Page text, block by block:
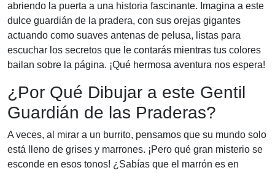
abriendo la puerta a una historia fascinante. Imagina a este
dulce guardián de la pradera, con sus orejas gigantes
actuando como suaves antenas de pelusa, listas para
escuchar los secretos que le contarás mientras tus colores
bailan sobre la página. ¡Qué hermosa aventura nos espera!
¿Por Qué Dibujar a este Gentil
Guardián de las Praderas?
A veces, al mirar a un burrito, pensamos que su mundo solo
está lleno de grises y marrones. ¡Pero qué gran misterio se
esconde en esos tonos! ¿Sabías que el marrón es en